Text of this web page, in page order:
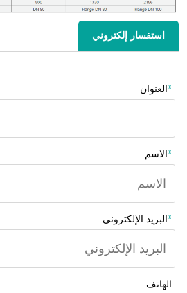
استفسار إلكتروني
*العنوان
*الاسم
*البريد الإلكتروني
الهاتف